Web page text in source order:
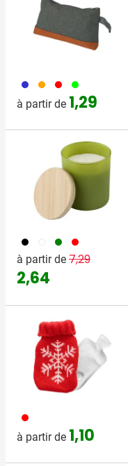
023 007 008 019
à partir de 1,29
001 002 004 008
à partir de Prix normal
7,29
2,64
008
à partir de 1,10